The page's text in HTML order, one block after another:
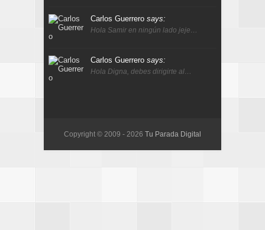
Carlos Guerrero says:
Hola Samir en ningún lado jeje…
Carlos Guerrero says:
Hola Digna, debes dirigirte al…
Copyright © 2009 - 2026 Tu Parada Digital